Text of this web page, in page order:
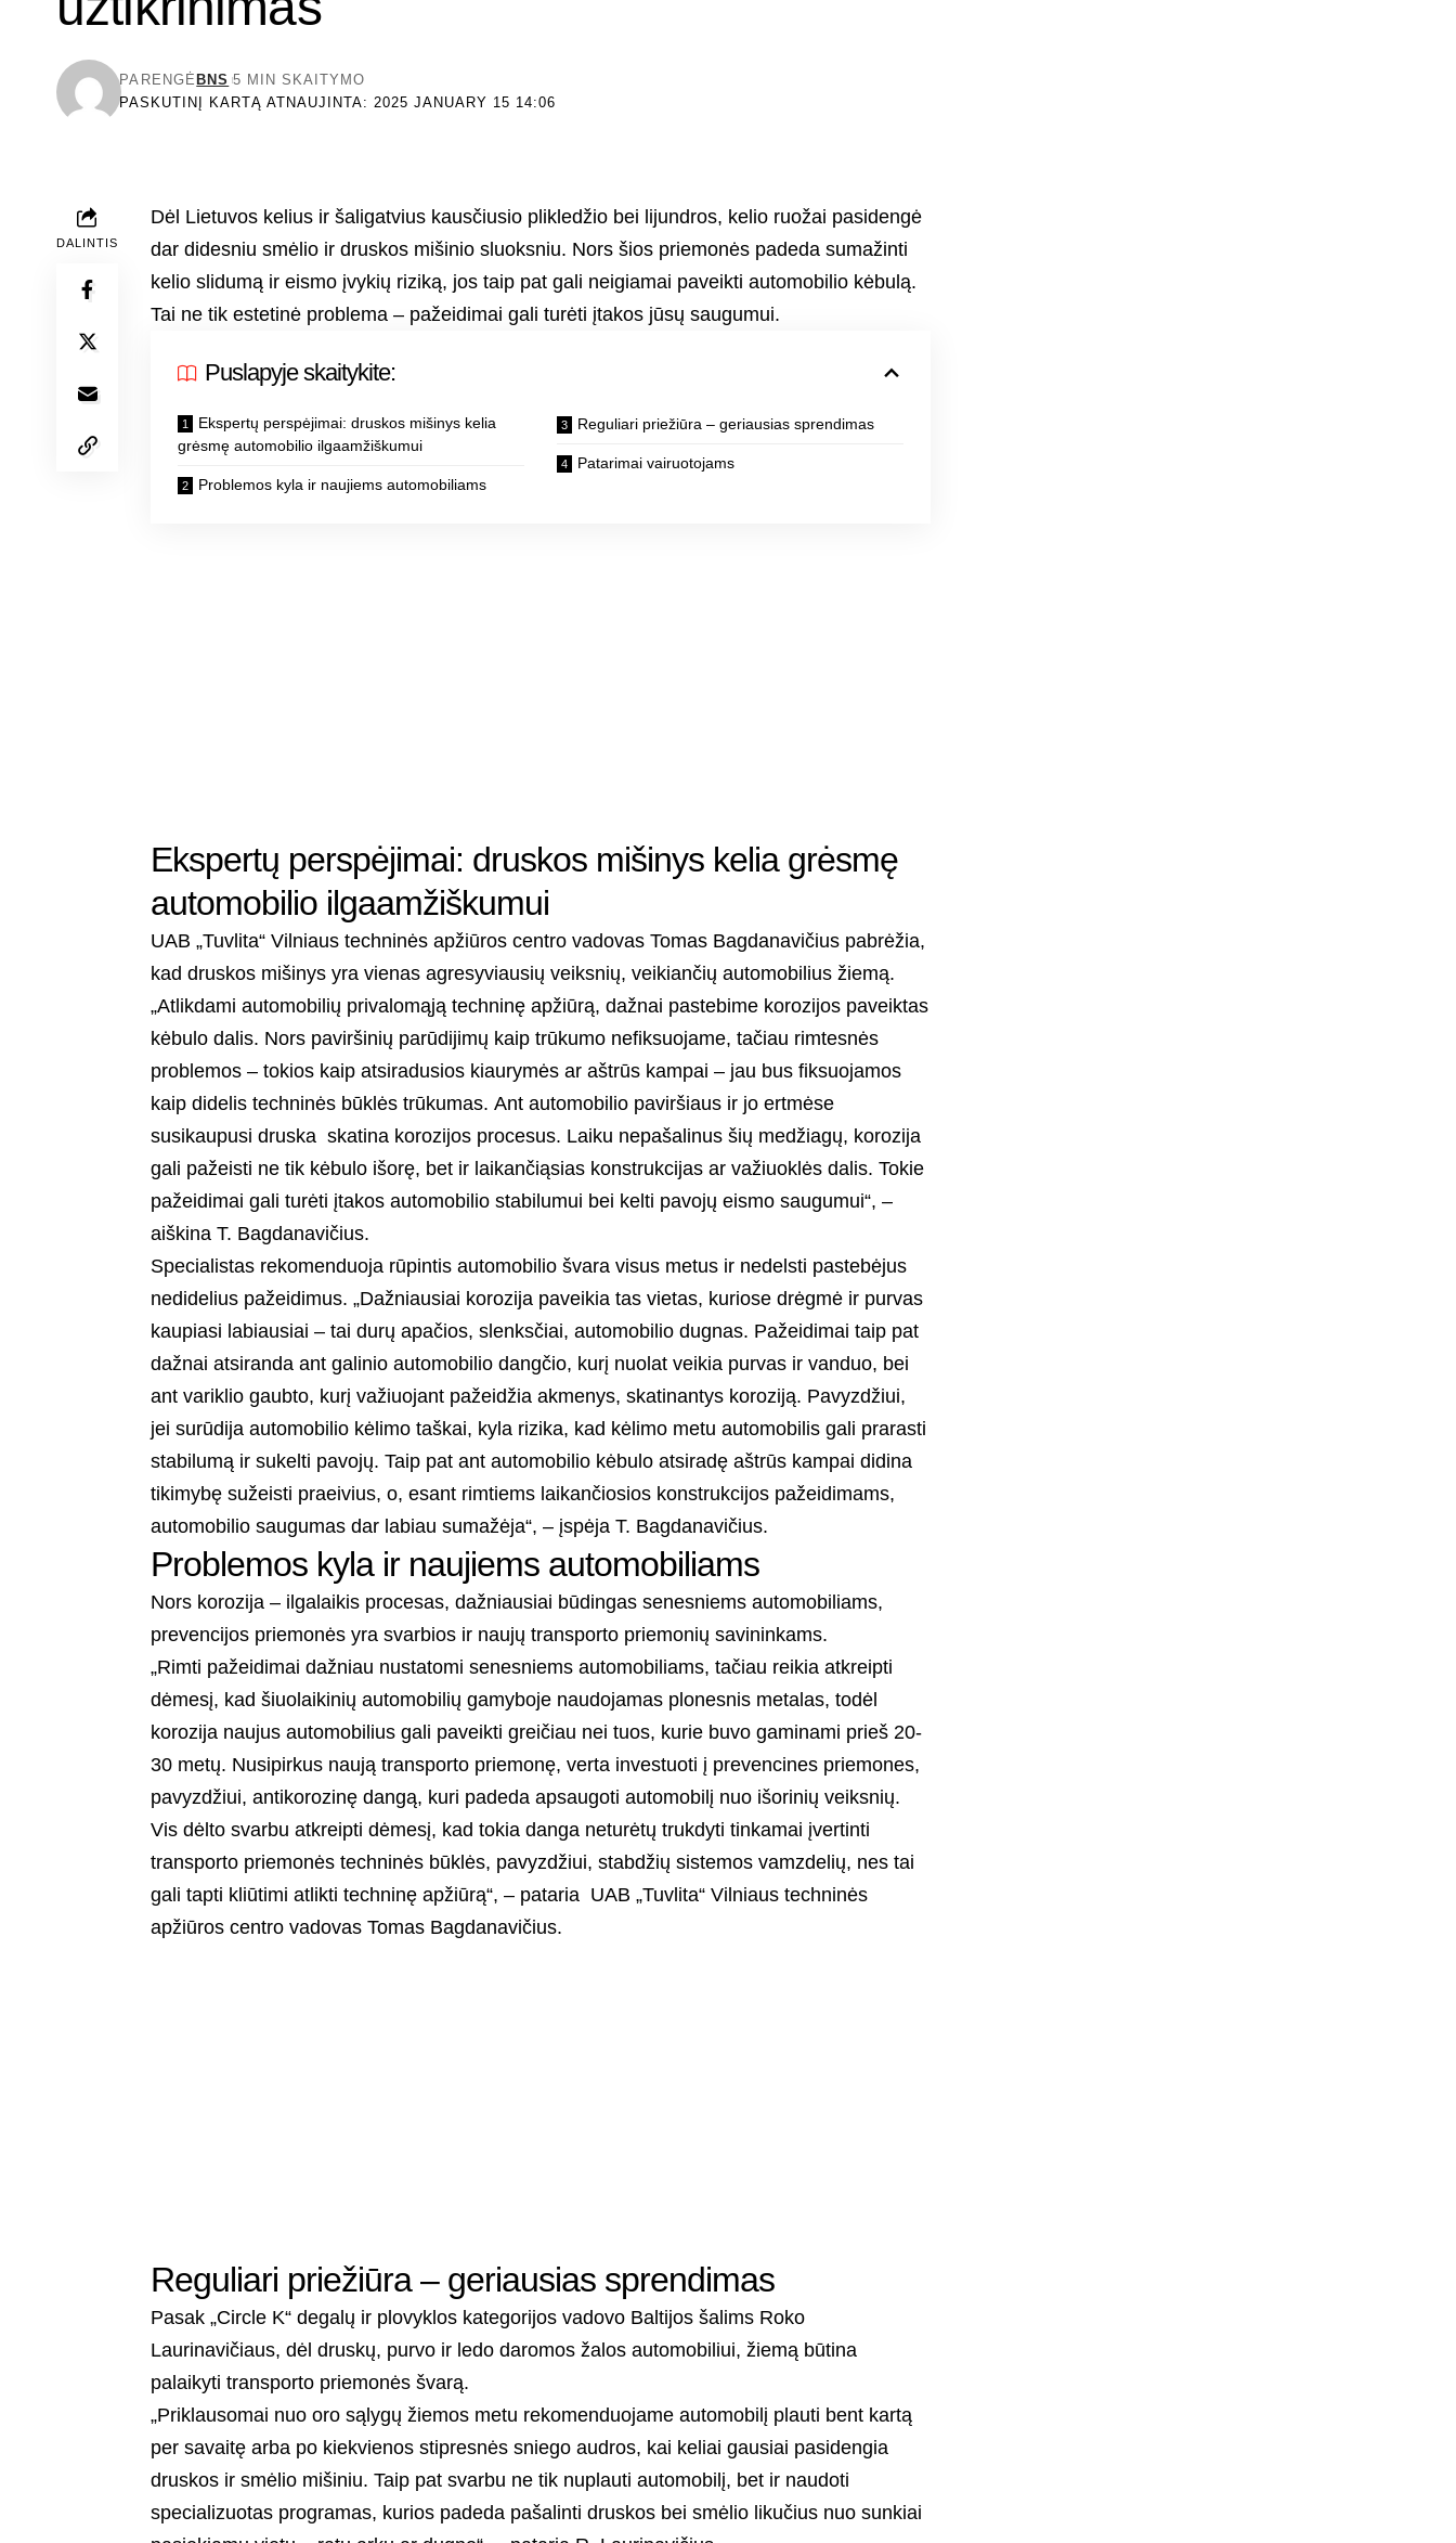
PASKUTINĮ KARTĄ ATNAUJINTA: 2025 JANUARY 15 14:06
PARENGĖ BNS 5 MIN SKAITYMO
DALINTIS
Dėl Lietuvos kelius ir šaligatvius kausčiusio plikledžio bei lijundros, kelio ruožai pasidengė
dar didesniu smėlio ir druskos mišinio sluoksniu. Nors šios priemonės padeda sumažinti
kelio slidumą ir eismo įvykių riziką, jos taip pat gali neigiamai paveikti automobilio kėbulą.
Tai ne tik estetinė problema – pažeidimai gali turėti įtakos jūsų saugumui.
Puslapyje skaitykite:
Ekspertų perspėjimai: druskos mišinys kelia
grėsmę automobilio ilgaamžiškumui
Problemos kyla ir naujiems automobiliams
Reguliari priežiūra – geriausias sprendimas
Patarimai vairuotojams
Ekspertų perspėjimai: druskos mišinys kelia grėsmę
automobilio ilgaamžiškumui
UAB „Tuvlita“ Vilniaus techninės apžiūros centro vadovas Tomas Bagdanavičius pabrėžia,
kad druskos mišinys yra vienas agresyviausių veiksnių, veikiančių automobilius žiemą.
„Atlikdami automobilių privalomąją techninę apžiūrą, dažnai pastebime korozijos paveiktas
kėbulo dalis. Nors paviršinių parūdijimų kaip trūkumo nefiksuojame, tačiau rimtesnės
problemos – tokios kaip atsiradusios kiaurymės ar aštrūs kampai – jau bus fiksuojamos
kaip didelis techninės būklės trūkumas. Ant automobilio paviršiaus ir jo ertmėse
susikaupusi druska skatina korozijos procesus. Laiku nepašalinus šių medžiagų, korozija
gali pažeisti ne tik kėbulo išorę, bet ir laikančiąsias konstrukcijas ar važiuoklės dalis. Tokie
pažeidimai gali turėti įtakos automobilio stabilumui bei kelti pavojų eismo saugumui“, –
aiškina T. Bagdanavičius.
Specialistas rekomenduoja rūpintis automobilio švara visus metus ir nedelsti pastebėjus
nedidelius pažeidimus. „Dažniausiai korozija paveikia tas vietas, kuriose drėgmė ir purvas
kaupiasi labiausiai – tai durų apačios, slenksčiai, automobilio dugnas. Pažeidimai taip pat
dažnai atsiranda ant galinio automobilio dangčio, kurį nuolat veikia purvas ir vanduo, bei
ant variklio gaubto, kurį važiuojant pažeidžia akmenys, skatinantys koroziją. Pavyzdžiui,
jei surūdija automobilio kėlimo taškai, kyla rizika, kad kėlimo metu automobilis gali prarasti
stabilumą ir sukelti pavojų. Taip pat ant automobilio kėbulo atsiradę aštrūs kampai didina
tikimybę sužeisti praeivius, o, esant rimtiems laikančiosios konstrukcijos pažeidimams,
automobilio saugumas dar labiau sumažėja“, – įspėja T. Bagdanavičius.
Problemos kyla ir naujiems automobiliams
Nors korozija – ilgalaikis procesas, dažniausiai būdingas senesniems automobiliams,
prevencijos priemonės yra svarbios ir naujų transporto priemonių savininkams.
„Rimti pažeidimai dažniau nustatomi senesniems automobiliams, tačiau reikia atkreipti
dėmesį, kad šiuolaikinių automobilių gamyboje naudojamas plonesnis metalas, todėl
korozija naujus automobilius gali paveikti greičiau nei tuos, kurie buvo gaminami prieš 20-
30 metų. Nusipirkus naują transporto priemonę, verta investuoti į prevencines priemones,
pavyzdžiui, antikorozinę dangą, kuri padeda apsaugoti automobilį nuo išorinių veiksnių.
Vis dėlto svarbu atkreipti dėmesį, kad tokia danga neturėtų trukdyti tinkamai įvertinti
transporto priemonės techninės būklės, pavyzdžiui, stabdžių sistemos vamzdelių, nes tai
gali tapti kliūtimi atlikti techninę apžiūrą“, – pataria UAB „Tuvlita“ Vilniaus techninės
apžiūros centro vadovas Tomas Bagdanavičius.
Reguliari priežiūra – geriausias sprendimas
Pasak „Circle K“ degalų ir plovyklos kategorijos vadovo Baltijos šalims Roko
Laurinavičiaus, dėl druskų, purvo ir ledo daromos žalos automobiliui, žiemą būtina
palaikyti transporto priemonės švarą.
„Priklausomai nuo oro sąlygų žiemos metu rekomenduojame automobilį plauti bent kartą
per savaitę arba po kiekvienos stipresnės sniego audros, kai keliai gausiai pasidengia
druskos ir smėlio mišiniu. Taip pat svarbu ne tik nuplauti automobilį, bet ir naudoti
specializuotas programas, kurios padeda pašalinti druskos bei smėlio likučius nuo sunkiai